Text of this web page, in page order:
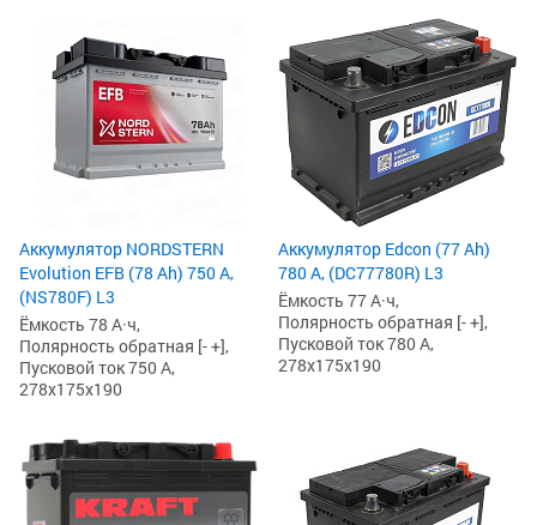
Аккумулятор NORDSTERN
Evolution EFB (78 Ah) 750 А,
(NS780F) L3
Ёмкость 78 А·ч,
Полярность обратная [- +],
Пусковой ток 750 А,
278x175x190
Аккумулятор Edcon (77 Ah)
780 А, (DC77780R) L3
Ёмкость 77 А·ч,
Полярность обратная [- +],
Пусковой ток 780 А,
278x175x190